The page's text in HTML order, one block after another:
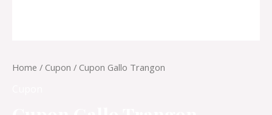
Home / Cupon / Cupon Gallo Trangon